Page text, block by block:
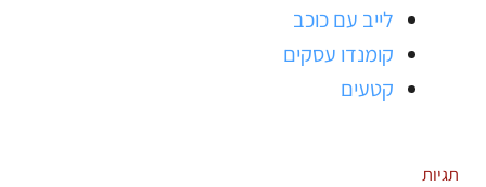
לייב עם כוכב
קומנדו עסקים
קטעים
תגיות